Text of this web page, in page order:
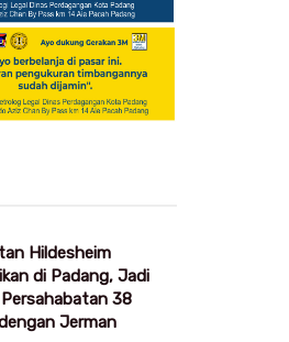
Hildesheim
di Padang, Jadi
38
Jerman